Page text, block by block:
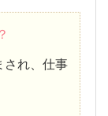
され、仕事